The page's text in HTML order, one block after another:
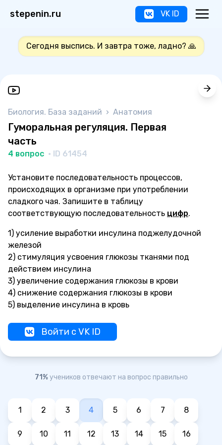
stepenin.ru VK ID
Сегодня выспись. И завтра тоже, ладно? 🙏
Биология. База заданий › Анатомия
Гуморальная регуляция. Первая
часть
4 вопрос · ID 61454
Установите последовательность процессов,
происходящих в организме при употреблении
сладкого чая. Запишите в таблицу
соответствующую последовательность цифр.
1) усиление выработки инсулина поджелудочной
железой
2) стимуляция усвоения глюкозы тканями под
действием инсулина
3) увеличение содержания глюкозы в крови
4) снижение содержания глюкозы в крови
5) выделение инсулина в кровь
Войти с VK ID
71%учеников отвечают на вопрос правильно
1 2 3 4 5 6 7 8
9 10 11 12 13 14 15 16